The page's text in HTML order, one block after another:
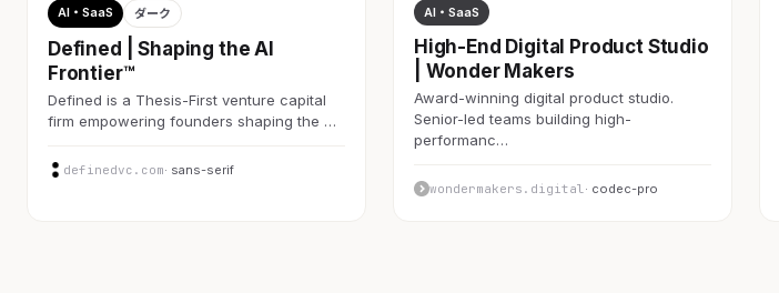
AI・SaaS ダーク
Defined | Shaping the AI
Frontier™
Defined is a Thesis-First venture capital
firm empowering founders shaping the …
definedvc.com· sans-serif
AI・SaaS
High-End Digital Product Studio
| Wonder Makers
Award-winning digital product studio.
Senior-led teams building high-
performanc…
wondermakers.digital · codec-pro